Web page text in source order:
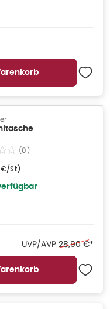
(0)
€/St)
UVP/AVP Ehemaliger
28,90 €*